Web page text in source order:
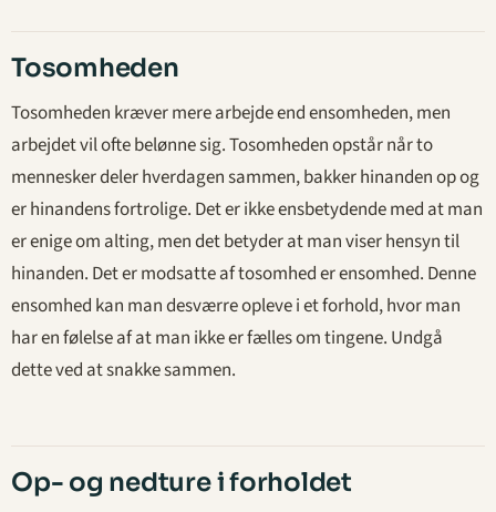
Tosomheden
Tosomheden kræver mere arbejde end ensomheden, men
arbejdet vil ofte belønne sig. Tosomheden opstår når to
mennesker deler hverdagen sammen, bakker hinanden op og
er hinandens fortrolige. Det er ikke ensbetydende med at man
er enige om alting, men det betyder at man viser hensyn til
hinanden. Det er modsatte af tosomhed er ensomhed. Denne
ensomhed kan man desværre opleve i et forhold, hvor man
har en følelse af at man ikke er fælles om tingene. Undgå
dette ved at snakke sammen.
Op- og nedture i forholdet